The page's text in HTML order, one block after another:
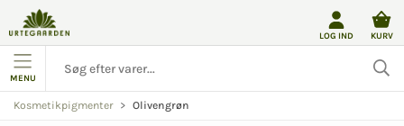
LOG IND KURV
MENU
Kosmetikpigmenter Olivengrøn